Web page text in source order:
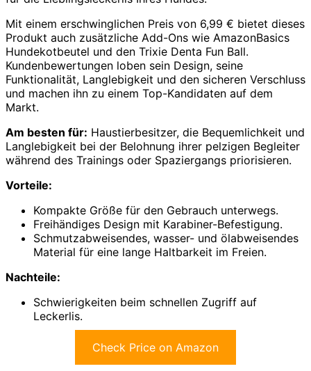
Mit einem erschwinglichen Preis von 6,99 € bietet dieses
Produkt auch zusätzliche Add-Ons wie AmazonBasics
Hundekotbeutel und den Trixie Denta Fun Ball.
Kundenbewertungen loben sein Design, seine
Funktionalität, Langlebigkeit und den sicheren Verschluss
und machen ihn zu einem Top-Kandidaten auf dem
Markt.
Am besten für: Haustierbesitzer, die Bequemlichkeit und
Langlebigkeit bei der Belohnung ihrer pelzigen Begleiter
während des Trainings oder Spaziergangs priorisieren.
Vorteile:
Kompakte Größe für den Gebrauch unterwegs.
Freihändiges Design mit Karabiner-Befestigung.
Schmutzabweisendes, wasser- und ölabweisendes
Material für eine lange Haltbarkeit im Freien.
Nachteile:
Schwierigkeiten beim schnellen Zugriff auf
Leckerlis.
Check Price on Amazon